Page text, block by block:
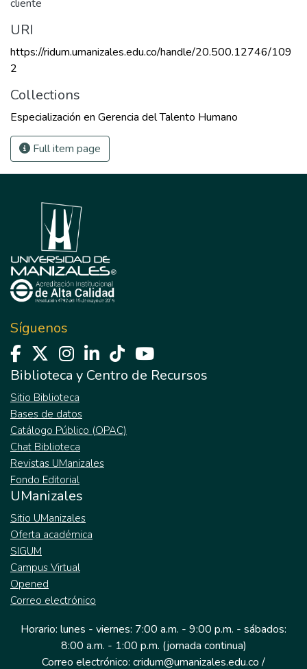
cliente
URI
https://ridum.umanizales.edu.co/handle/20.500.12746/109
2
Collections
Especialización en Gerencia del Talento Humano
Full item page
Síguenos
Biblioteca y Centro de Recursos
Sitio Biblioteca
Bases de datos
Catálogo Público (OPAC)
Chat Biblioteca
Revistas UManizales
Fondo Editorial
UManizales
Sitio UManizales
Oferta académica
SIGUM
Campus Virtual
Opened
Correo electrónico
Horario: lunes - viernes: 7:00 a.m. - 9:00 p.m. - sábados:
8:00 a.m. - 1:00 p.m. (jornada continua)
Correo electrónico: cridum@umanizales.edu.co /